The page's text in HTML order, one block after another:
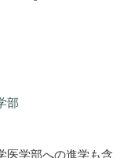
部
医学部への進学も含